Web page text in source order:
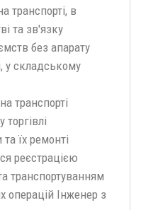
транспорті, в
та зв'язку
без апарату
у складському
транспорті
їх ремонті
реєстрацією
транспортуванням
операцій Інженер з